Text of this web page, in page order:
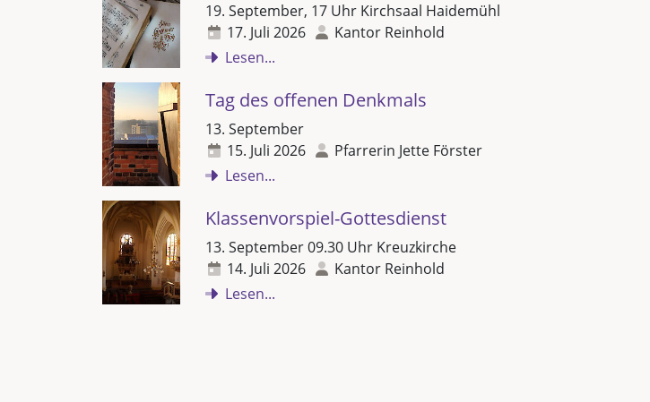
19. September, 17 Uhr Kirchsaal Haidemühl
17. Juli 2026
Kantor Reinhold
Lesen...
Tag des offenen Denkmals
13. September
15. Juli 2026
Pfarrerin Jette Förster
Lesen...
Klassenvorspiel-Gottesdienst
13. September 09.30 Uhr Kreuzkirche
14. Juli 2026
Kantor Reinhold
Lesen...